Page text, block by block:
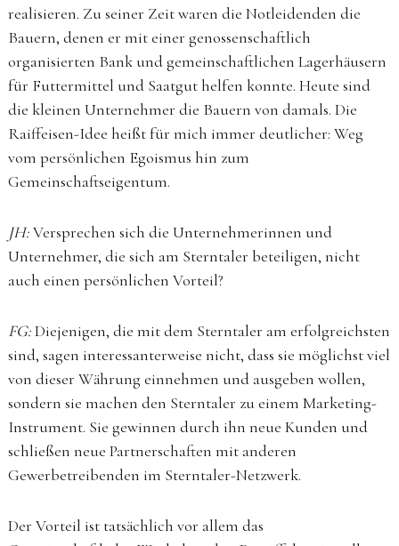
realisieren. Zu seiner Zeit waren die Notleidenden die
Bauern, denen er mit einer genossenschaftlich
organisierten Bank und gemeinschaftlichen Lagerhäusern
für Futtermittel und Saatgut helfen konnte. Heute sind
die kleinen Unternehmer die Bauern von damals. Die
Raiffeisen-Idee heißt für mich immer deutlicher: Weg
vom persönlichen Egoismus hin zum
Gemeinschaftseigentum.
JH:Versprechen sich die Unternehmerinnen und
Unternehmer, die sich am Sterntaler beteiligen, nicht
auch einen persönlichen Vorteil?
FG:Diejenigen, die mit dem Sterntaler am erfolgreichsten
sind, sagen interessanterweise nicht, dass sie möglichst viel
von dieser Währung einnehmen und ausgeben wollen,
sondern sie machen den Sterntaler zu einem Marketing-
Instrument. Sie gewinnen durch ihn neue Kunden und
schließen neue Partnerschaften mit anderen
Gewerbetreibenden im Sterntaler-Netzwerk.
Der Vorteil ist tatsächlich vor allem das